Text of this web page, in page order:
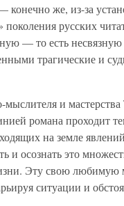
же, из-за
русских
— то есть
трагические и
и мастерства
романа проходит
на земле
и осознать это
Эту свою любимую
ситуации и